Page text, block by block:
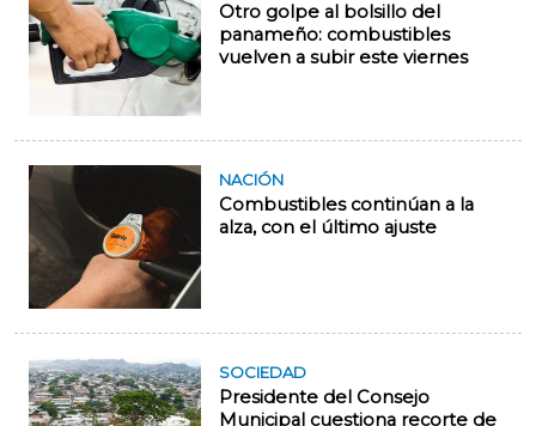
Otro golpe al bolsillo del
panameño: combustibles
vuelven a subir este viernes
NACIÓN
Combustibles continúan a la
alza, con el último ajuste
SOCIEDAD
Presidente del Consejo
Municipal cuestiona recorte de